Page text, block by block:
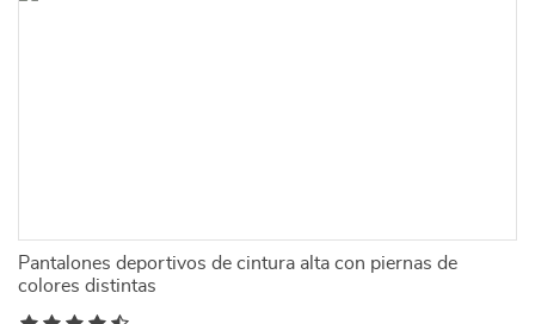
Pantalones deportivos de cintura alta con piernas de
colores distintas